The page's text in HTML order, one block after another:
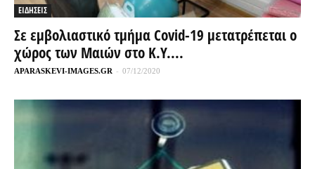
ΕΙΔΗΣΕΙΣ
Σε εμβολιαστικό τμήμα Covid-19 μετατρέπεται ο
χώρος των Μαιών στο Κ.Υ....
APARASKEVI-IMAGES.GR - 07/12/2020